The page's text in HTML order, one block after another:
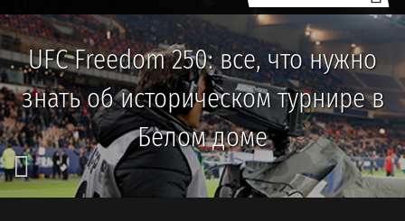
UFC Freedom 250: все, что нужно
знать об историческом турнире в
Белом доме